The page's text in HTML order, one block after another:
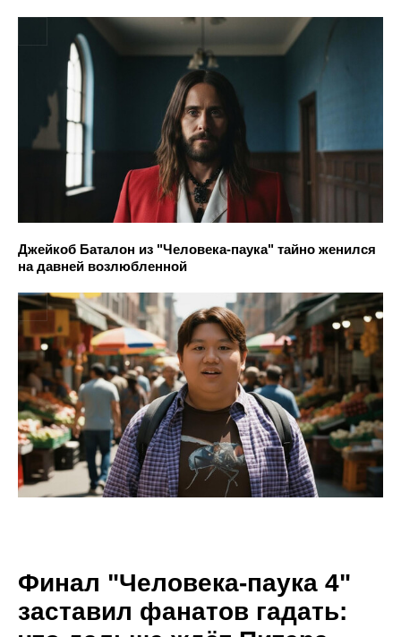
Джейкоб Баталон из "Человека-паука" тайно женился
на давней возлюбленной
Финал "Человека-паука 4"
заставил фанатов гадать: